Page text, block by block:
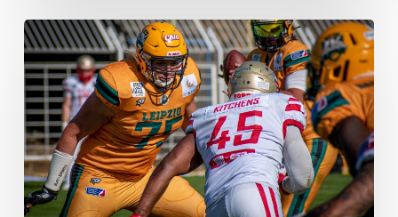
Deutscher
O-
Liner
aus
der
ELF
im
NFL